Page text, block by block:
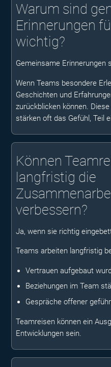
Warum sind
Erinnerungen
wichtig?
Gemeinsame Erinnerungen
Wenn Teams besondere
Geschichten und
zurückblicken können.
stärken oft das Gefühl, Teil
Können
langfristig die
verbessern?
Ja, wenn sie richtig
Teams arbeiten langfristig
Vertrauen aufgebaut
Beziehungen im Team
Gespräche offener
Teamreisen können ein
Entwicklungen sein.